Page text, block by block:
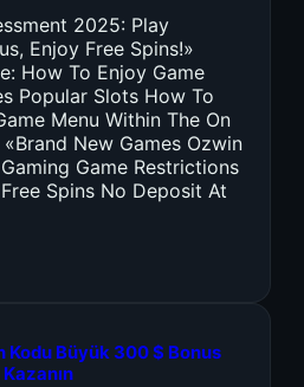
2025: Play
Enjoy Free Spins!»
How To Enjoy Game
Popular Slots How To
Menu Within The On
New Games Ozwin
Game Restrictions
Spins No Deposit At
Büyük 300 $ Bonus